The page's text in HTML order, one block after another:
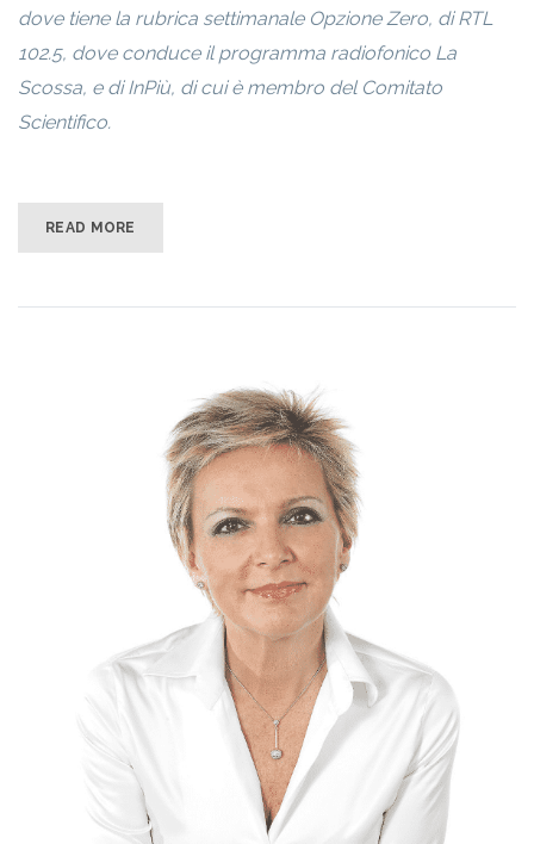
dove tiene la rubrica settimanale Opzione Zero, di RTL
102.5, dove conduce il programma radiofonico La
Scossa, e di InPiù, di cui è membro del Comitato
Scientifico.
READ MORE